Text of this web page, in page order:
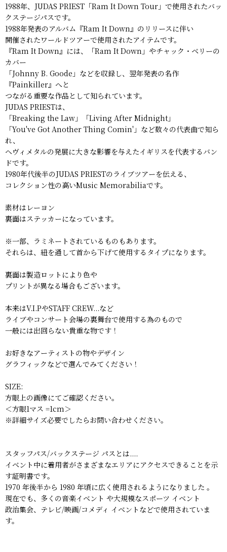
1988年、JUDAS PRIEST「Ram It Down Tour」で使用されたバッ
クステージパスです。
1988年発表のアルバム『Ram It Down』のリリースに伴い
開催されたワールドツアーで使用されたアイテムです。
『Ram It Down』には、「Ram It Down」やチャック・ベリーの
カバー
「Johnny B. Goode」などを収録し、翌年発表の名作
『Painkiller』へと
つながる重要な作品として知られています。
JUDAS PRIESTは、
「Breaking the Law」「Living After Midnight」
「You've Got Another Thing Comin'」など数々の代表曲で知ら
れ、
ヘヴィメタルの発展に大きな影響を与えたイギリスを代表するバン
ドです。
1980年代後半のJUDAS PRIESTのライブツアーを伝える、
コレクション性の高いMusic Memorabiliaです。
素材はレーヨン
裏面はステッカーになっています。
※一部、ラミネートされているものもあります。
それらは、紐を通して首から下げて使用するタイプになります。
裏面は製造ロットにより色や
プリントが異なる場合もございます。
本来はV.I.PやSTAFF CREW...など
ライブやコンサート会場の裏舞台で使用する為のもので
一般には出回らない貴重な物です！
お好きなアーティストの物やデザイン
グラフィックなどで選んでみてください！
SIZE:
方眼上の画像にてご確認ください。
＜方眼1マス =1cm＞
※詳細サイズ必要でしたらお問い合わせください。
スタッフパス/バックステージ パスとは....
イベント中に着用者がさまざまなエリアにアクセスできることを示
す証明書です。
1970 年後半から 1980 年頃に広く使用されるようになりました 。
現在でも、多くの音楽イベント や大規模なスポーツ イベント
政治集会、テレビ/映画/コメディ イベントなどで使用されていま
す。